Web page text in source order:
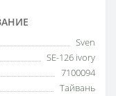
Sven
SE-126 ivory
7100094
Тайвань